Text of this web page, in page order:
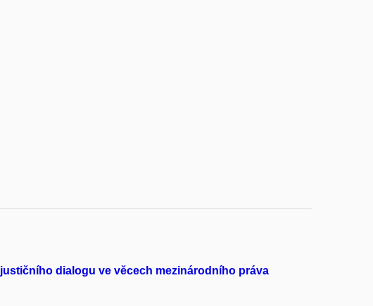
dialogu ve věcech mezinárodního práva